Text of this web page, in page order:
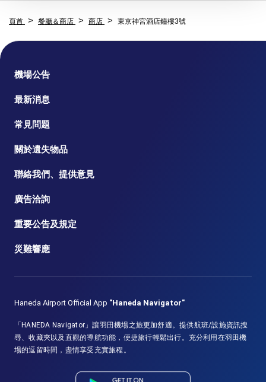
頁首 餐廳＆商店 商店 東京神宮酒店鐘樓3號
機場公告
最新消息
常見問題
關於遺失物品
聯絡我們、提供意見
廣告洽詢
重要公告及規定
災難響應
Haneda Airport Official App "Haneda Navigator"
「HANEDA Navigator」讓羽田機場之旅更加舒適。提供航班/設施資訊搜
尋、收藏夾以及直觀的導航功能，便捷旅行輕鬆出行。充分利用在羽田機
場的逗留時間，盡情享受充實旅程。